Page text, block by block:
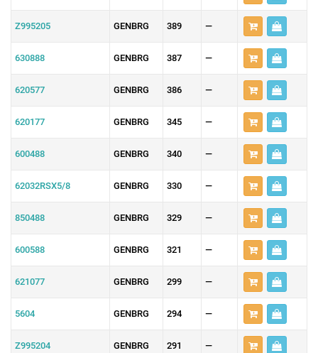
Z995205 GENBRG 389 —
630888 GENBRG 387 —
620577 GENBRG 386 —
620177 GENBRG 345 —
600488 GENBRG 340 —
62032RSX5/8 GENBRG 330 —
850488 GENBRG 329 —
600588 GENBRG 321 —
621077 GENBRG 299 —
5604 GENBRG 294 —
Z995204 GENBRG 291 —